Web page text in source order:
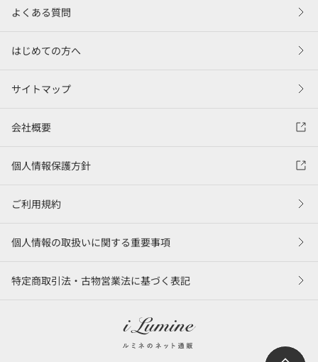
よくある質問
はじめての方へ
サイトマップ
会社概要
個人情報保護方針
ご利用規約
個人情報の取扱いに関する重要事項
特定商取引法・古物営業法に基づく表記